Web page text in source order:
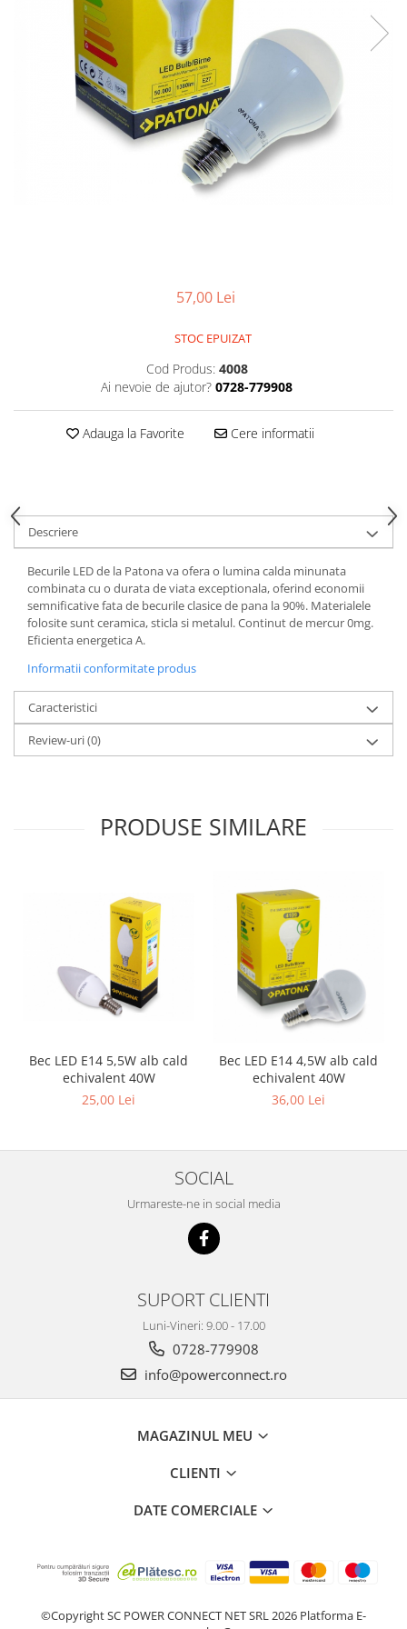
Smartwatch
57,00 Lei
STOC EPUIZAT
Cod Produs: 4008
Ai nevoie de ajutor? 0728-779908
Adauga la Favorite Cere informatii
Descriere
Becurile LED de la Patona va ofera o lumina calda minunata
combinata cu o durata de viata exceptionala, oferind economii
semnificative fata de becurile clasice de pana la 90%. Materialele
folosite sunt ceramica, sticla si metalul. Continut de mercur 0mg.
Eficienta energetica A.
Informatii conformitate produs
Caracteristici
Review-uri(0)
PRODUSE SIMILARE
Bec LED E14 5,5W alb cald
echivalent 40W
25,00 Lei
Bec LED E14 4,5W alb cald
echivalent 40W
36,00 Lei
SOCIAL
Urmareste-ne in social media
SUPORT CLIENTI
Luni-Vineri: 9.00 - 17.00
0728-779908
info@powerconnect.ro
MAGAZINUL MEU
CLIENTI
DATE COMERCIALE
©Copyright SC POWER CONNECT NET SRL 2026 Platforma E-